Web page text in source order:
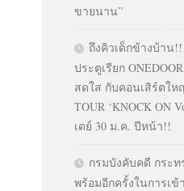
ขายนาน”
ถึงคิวเด็กข้างบ้าน!!
ประตูเรียก
สดใส กับคอนเสิร์ตให
TOUR ‘KNOCK ON
เดย์ 30 ม.ค. ปีหน้า!!
กรมบังคับคดี กระ
พร้อมอีกครั้งในการเ